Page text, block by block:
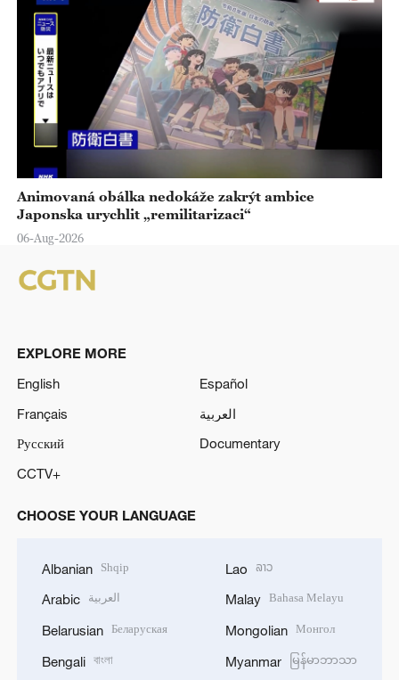
Animovaná obálka nedokáže zakrýt ambice
Japonska urychlit „remilitarizaci“
06-Aug-2026
EXPLORE MORE
English
Español
Français
العربية
Русский
Documentary
CCTV+
CHOOSE YOUR LANGUAGE
Albanian Shqip
Arabic العربية
Belarusian Беларуская
Bengali বাংলা
Lao ລາວ
Malay Bahasa Melayu
Mongolian Монгол
Myanmar မြန်မာဘာသာ